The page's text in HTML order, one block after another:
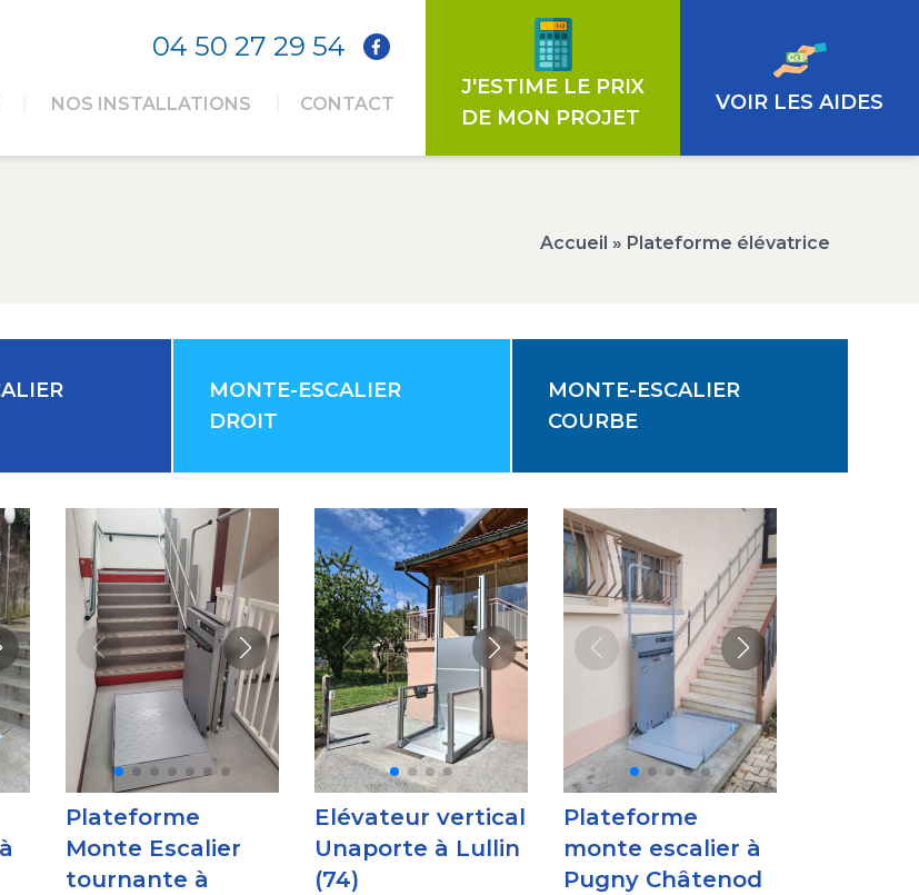
04 50 27 29 54
NOS INSTALLATIONS CONTACT
J'ESTIME LE PRIX
DE MON PROJET
€
VOIR LES AIDES
Accueil » Plateforme élévatrice
MONTE-ESCALIER
DROIT
MONTE-ESCALIER
COURBE
Plateforme
Monte Escalier
tournante à
Elévateur vertical
Unaporte à Lullin
(74)
Plateforme
monte escalier à
Pugny Châtenod